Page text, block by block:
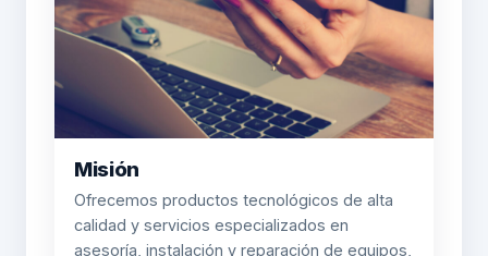
Misión
Ofrecemos productos tecnológicos de alta
calidad y servicios especializados en
asesoría, instalación y reparación de equipos,